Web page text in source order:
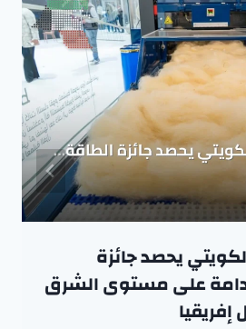
يحصد جائزة
على مستوى الشرق